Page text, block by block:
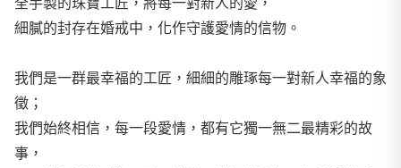
細膩的封存在婚戒中，化作守護愛情的信物。
我們是一群最幸福的工匠，細細的雕琢每一對新人幸福的象
徵；
我們始終相信，每一段愛情，都有它獨一無二最精彩的故
事，